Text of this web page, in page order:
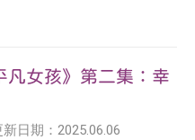
凡女孩》第二集：幸
新日期： 2025.06.06